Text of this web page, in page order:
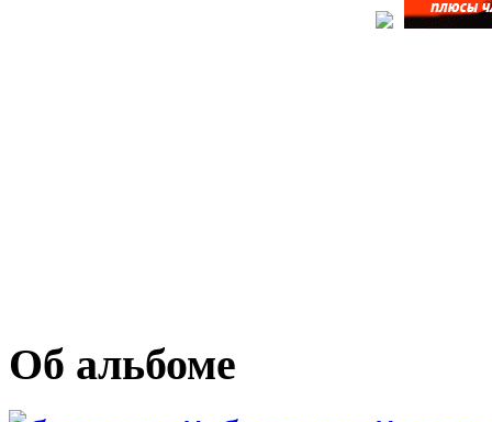
Об альбоме